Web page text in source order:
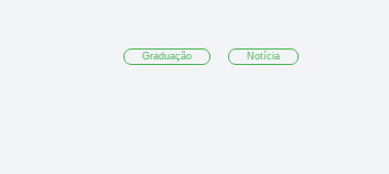
Graduação Notícia